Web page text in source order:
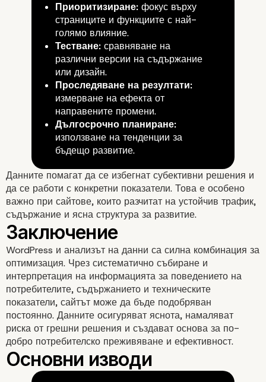
Оптимизация на UX
данни
Приоритизиране:фокус върху
страниците и функциите с най-
голямо влияние.
Тестване:сравняване на
различни версии на съдържание
или дизайн.
Проследяване на резултати:
измерване на ефекта от
направените промени.
Дългосрочно планиране:
използване на тенденции за
бъдещо развитие.
Данните помагат да се избегнат субективни решения и
да се работи с конкретни показатели. Това е особено
важно при сайтове, които разчитат на устойчив трафик,
съдържание и ясна структура за развитие.
WordPress и анализът на данни са силна комбинация за
оптимизация. Чрез систематично събиране и
интерпретация на информацията за поведението на
потребителите, съдържанието и техническите
показатели, сайтът може да бъде подобряван
постоянно. Данните осигуряват яснота, намаляват
риска от грешни решения и създават основа за по-
добро потребителско преживяване и ефективност.